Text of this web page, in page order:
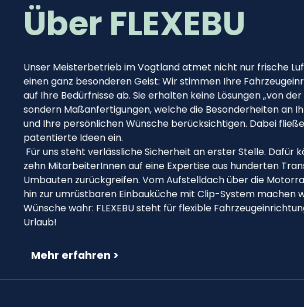
Über FLEXEBU
Unser Meisterbetrieb im Vogtland atmet nicht nur frische
einen ganz besonderen Geist: Wir stimmen Ihre
auf Ihre Bedürfnisse ab. Sie erhalten keine Lösungen „von der
sondern Maßanfertigungen, welche die Besonderheiten an
und Ihre persönlichen Wünsche berücksichtigen. Dabei
patentierte Ideen ein.
Für uns steht verlässliche Sicherheit an erster Stelle. Dafür
zehn MitarbeiterInnen auf eine Expertise aus hunderten
Umbauten zurückgreifen. Vom Aufstelldach über die
hin zur umrüstbaren Einbauküche mit Clip-System machen
Wünsche wahr: FLEXEBU steht für flexible
Urlaub!
Mehr erfahren >